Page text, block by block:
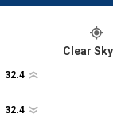
Clear Sky
32.4
32.4